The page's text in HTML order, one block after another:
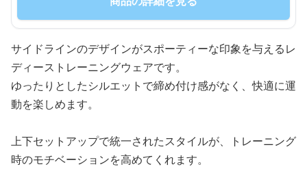
サイドラインのデザインがスポーティーな印象を与えるレ
ディーストレーニングウェアです。
ゆったりとしたシルエットで締め付け感がなく、快適に運
動を楽しめます。
上下セットアップで統一されたスタイルが、トレーニング
時のモチベーションを高めてくれます。